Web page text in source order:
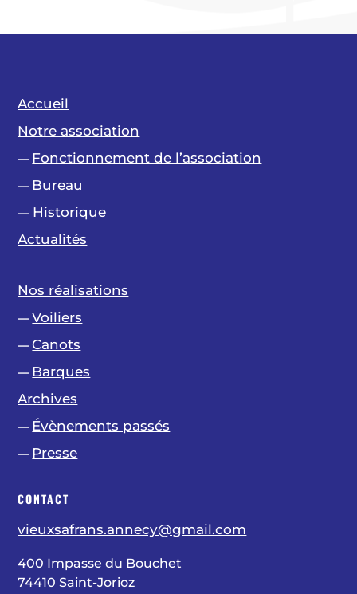
Accueil
Notre association
— Fonctionnement de l’association
— Bureau
— Historique
Actualités
Nos réalisations
— Voiliers
— Canots
— Barques
Archives
— Évènements passés
— Presse
CONTACT
vieuxsafrans.annecy@gmail.com
400 Impasse du Bouchet
74410 Saint-Jorioz